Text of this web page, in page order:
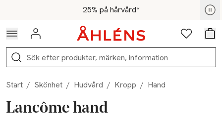
Hoppa till navigationsmenyn25% på hårvård*
För medlemmar - Shoppa nu
Logga in Favoriter
Sök
Start / Skönhet / Hudvård / Kropp / Hand
Lancôme hand